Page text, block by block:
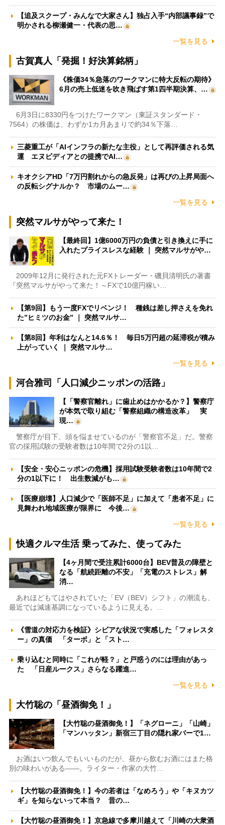
【追及スクープ・みんなで大家さん】独占入手“内部議事録”で
明かされる柳瀬健一・代表の思…
一覧を見る
古賀真人「発掘！好決算銘柄」
《株価34％急落のワークマンに特大反転の期待》
6月の売上低迷を吹き飛ばす第1四半期決算、…
6月3日に8330円をつけたワークマン（東証スタンダード・
7564）の株価は、わずか1カ月あまりで約34％下落…
三菱重工が「AIインフラの新たな主役」として再評価される気
運 エヌビディアとの提携でAI…
キオクシアHD「7万円割れからの急反発」は再びの上昇局面へ
の反転シグナルか？ 市場のムー…
一覧を見る
突然マルサがやって来た！
【最終回】1億6000万円の負債と引き換えに手に
入れたプライスレスな経験 ｜ 突然マルサがや…
2009年12月に発行された元FXトレーダー・磯貝清明氏の著書
『突然マルサがやって来た！～FXで10億円稼い…
【第9回】もう一度FXでリベンジ！ 種銭は差し押さえを免れ
た”ヒミツのお金” ｜ 突然マルサ…
【第8回】年利はなんと14.6％！ 毎日5万円超の延滞税が積み
上がっていく ｜ 突然マルサ…
一覧を見る
河合雅司「人口減少ニッポンの活路」
【「警察官離れ」に歯止めはかかるか？】警察庁
が本気で取り組む「警察組織の構造改革」 実
現…
警察庁が目下、頭を悩ませているのが「警察官不足」だ。警察
官の採用試験の受験者数は10年間で2分の1以…
【安全・安心ニッポンの危機】採用試験受験者数は10年間で2
分の1以下に！ 出生数減がも…
【医療崩壊】人口減少で「医師不足」に加えて「患者不足」に
見舞われ地域医療が限界に 今後…
一覧を見る
快適クルマ生活 乗ってみた、使ってみた
【4ヶ月間で受注累計6000台】BEV普及の障壁と
なる「航続距離の不安」「充電のストレス」解
消…
あれほどもてはやされていた「EV（BEV）シフト」の潮流も、
最近では減速基調になっているように見える。…
《雪道の対応力を検証》シビアな状況で実感した「フォレスタ
ー」の真価 「ターボ」と「スト…
乗り込むと同時に「これが軽？」と戸惑うのには理由があっ
た 「日産ルークス」さらなる躍進…
一覧を見る
大竹聡の「昼酒御免！」
【大竹聡の昼酒御免！】「ネグローニ」「山崎」
「マンハッタン」新宿三丁目の隠れ家バーで1…
お酒はいつ飲んでもいいものだが、昼から飲むお酒にはまた格
別の味わいがある――。ライター・作家の大竹…
【大竹聡の昼酒御免！】今の若者は「なめろう」や「キヌカツ
ギ」を知らないって本当？ 昔の…
【大竹聡の昼酒御免！】京急線で多摩川越えて「川崎の大衆酒